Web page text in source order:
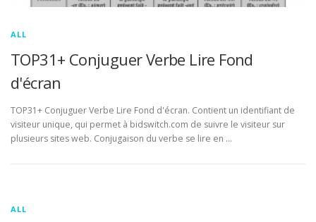
ALL
TOP31+ Conjuguer Verbe Lire Fond
d'écran
TOP31+ Conjuguer Verbe Lire Fond d'écran. Contient un identifiant de
visiteur unique, qui permet à bidswitch.com de suivre le visiteur sur
plusieurs sites web. Conjugaison du verbe se lire en …
ALL